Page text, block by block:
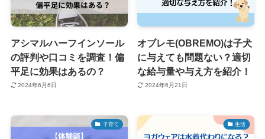
アシマルハーフインソール
の評判や口コミを調査！偏
平足に効果はあるの？
2024年6月6日
オブレモ(OBREMO)は子犬
に与えても問題ない？適切
な給与量や与え方を紹介！
2024年6月21日
子育て 生活